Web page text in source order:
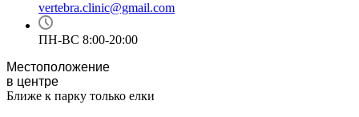
vertebra.clinic@gmail.com
ПН-ВС 8:00-20:00
Местоположение
в центре
Ближе к парку только елки